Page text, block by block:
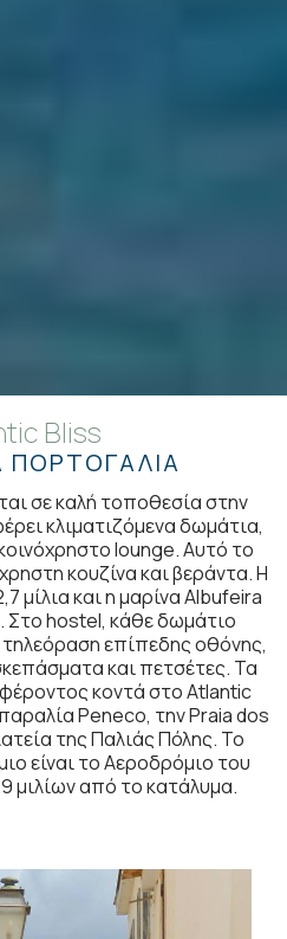
Bliss
ΠΟΡΤΟΓΑΛΊΑ
σε καλή τοποθεσία στην
κλιματιζόμενα δωμάτια,
lounge. Αυτό το
κουζίνα και βεράντα. Η
μίλια και η μαρίνα Albufeira
Στο hostel, κάθε δωμάτιο
επίπεδης οθόνης,
και πετσέτες. Τα
κοντά στο Atlantic
Peneco, την Praia dos
της Παλιάς Πόλης. Το
είναι το Αεροδρόμιο του
από το κατάλυμα.